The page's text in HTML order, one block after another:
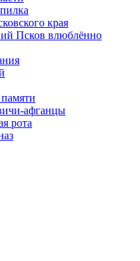
края
Псков влюблённо
афганцы
рота